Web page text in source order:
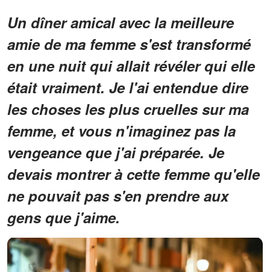
Un dîner amical avec la meilleure
amie de ma femme s'est transformé
en une nuit qui allait révéler qui elle
était vraiment. Je l'ai entendue dire
les choses les plus cruelles sur ma
femme, et vous n'imaginez pas la
vengeance que j'ai préparée. Je
devais montrer à cette femme qu'elle
ne pouvait pas s'en prendre aux
gens que j'aime.